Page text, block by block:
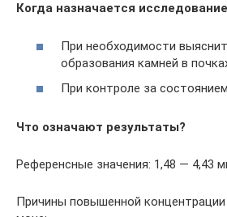
Когда назначается
При необходимости
образования камней в
При контроле за
Что означают результаты?
Референсные значения: 1,48 — 4,43
Причины повышенной